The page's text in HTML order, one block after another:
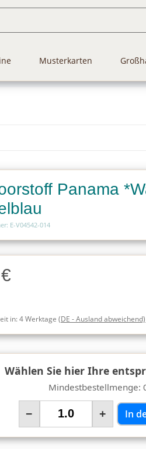
Musterkarten
Panama
E-V04542-014
in:4 Werktage (DE - Ausland abweichend)
Wählen Sie hier Ihre
Mindestbestellmenge:
− + In